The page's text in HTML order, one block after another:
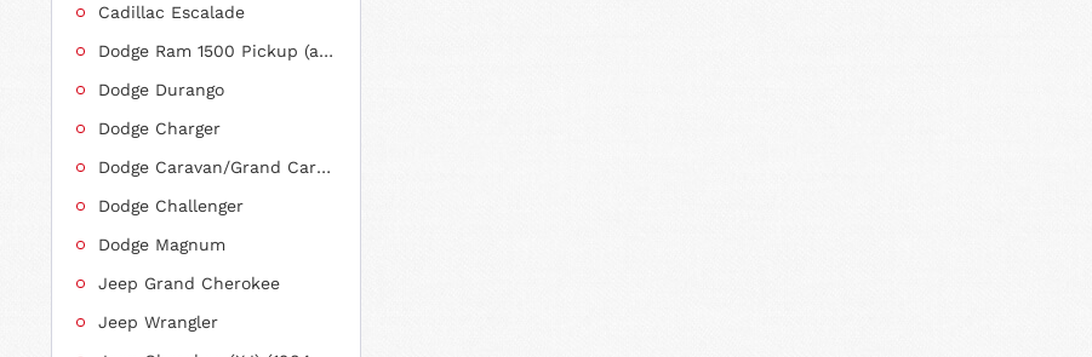
Cadillac Escalade
Dodge Ram 1500 Pickup (ab 2011 siehe RAM)
Dodge Durango
Dodge Charger
Dodge Caravan/Grand Caravan
Dodge Challenger
Dodge Magnum
Jeep Grand Cherokee
Jeep Wrangler